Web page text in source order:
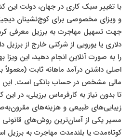
با تغییر سبک کاری در جهان، دولت این
جهت تسهیل مهاجرت به برزیل معرفی
دلاری یا یورویی از شرکتی خارج از برزیل
را به صورت آنلاین انجام دهید، این
مالی مشخص در حساب بانکی است. این
تا بدون نیاز به کارفرماس برزیلی، در این
زیبایی‌های طبیعی و هزینه‌های
مسیر یکی از آسان‌ترین روش‌های قانونی
کوتاه‌مدت یا بلندمدت مهاجرت به برزیل